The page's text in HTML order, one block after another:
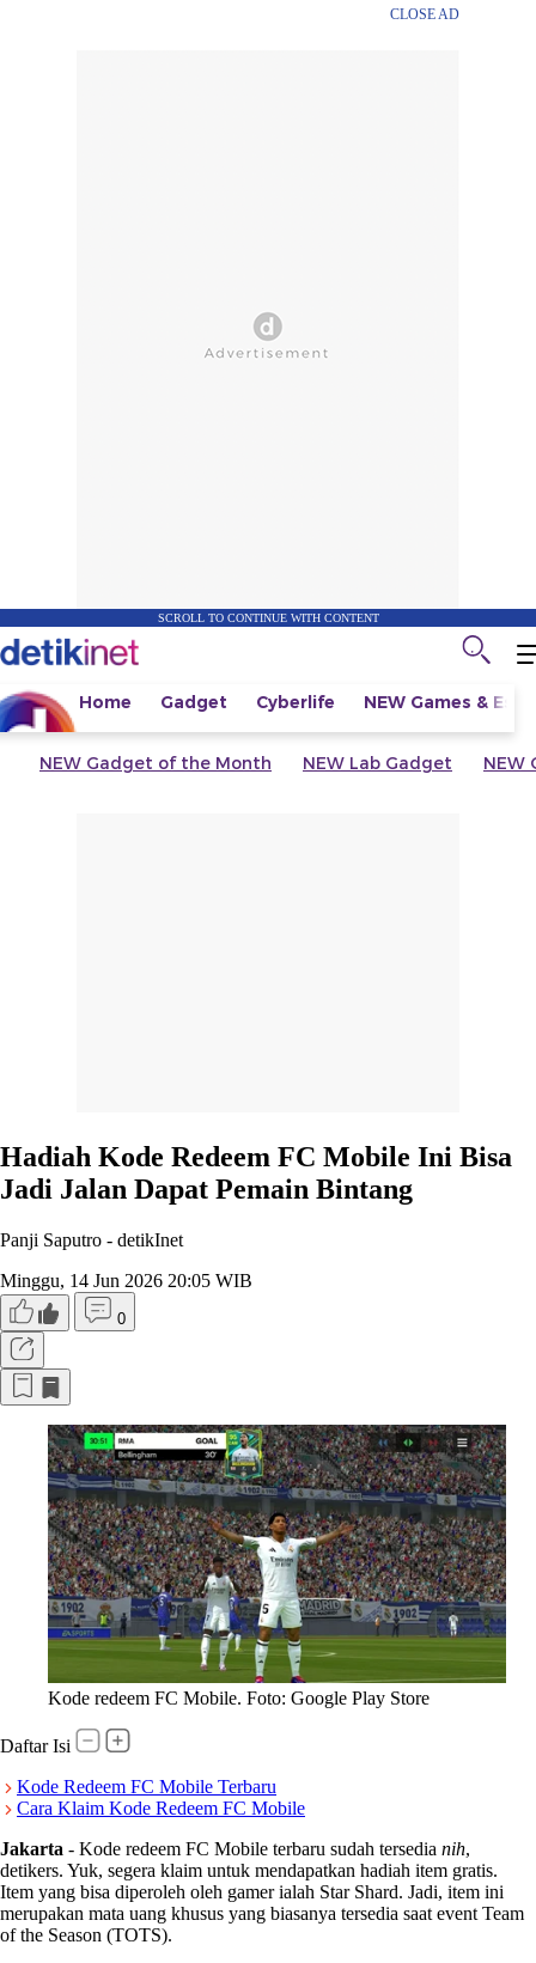
CLOSE AD
SCROLL TO CONTINUE WITH CONTENT
Home Gadget Cyberlife NEW Games &
NEW Gadget of the Month NEW Lab Gadget NEW
Hadiah Kode Redeem FC Mobile Ini Bisa
Jadi Jalan Dapat Pemain Bintang
Panji Saputro - detikInet
Minggu, 14 Jun 2026 20:05 WIB
0
Kode redeem FC Mobile. Foto: Google Play Store
Daftar Isi
Kode Redeem FC Mobile Terbaru
Cara Klaim Kode Redeem FC Mobile
Jakarta - Kode redeem FC Mobile terbaru sudah tersedia nih,
detikers. Yuk, segera klaim untuk mendapatkan hadiah item gratis.
Item yang bisa diperoleh oleh gamer ialah Star Shard. Jadi, item ini
merupakan mata uang khusus yang biasanya tersedia saat event Team
of the Season (TOTS).